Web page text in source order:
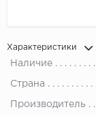
Характеристики
Наличие
Страна
Производитель